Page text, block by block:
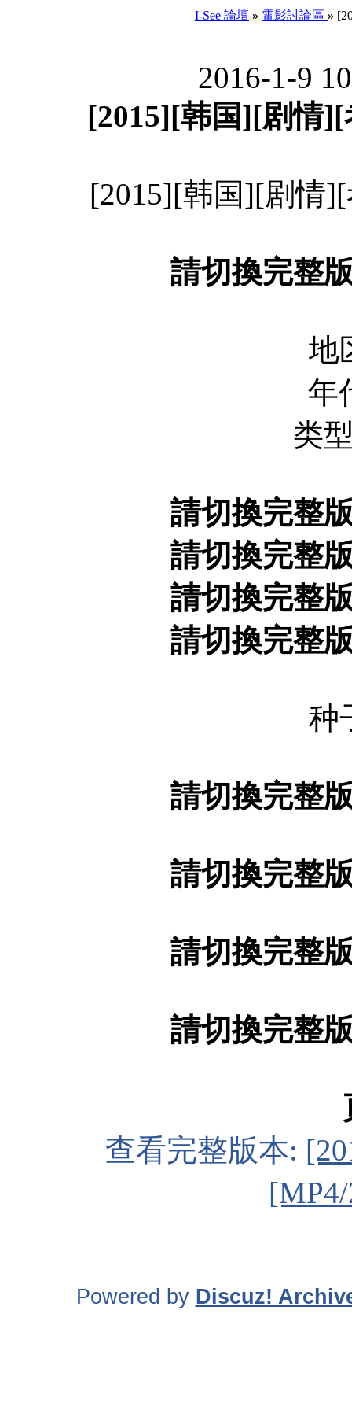
I-See 論壇 » 電影討論區 »
2016-1-9
[2015][韩国][剧情
[2015][韩国][剧情
請切換完整
地
年
类
請切換完整
請切換完整
請切換完整
請切換完整
种
請切換完整
請切換完整
請切換完整
請切換完整
查看完整版本:
Powered by Discuz!